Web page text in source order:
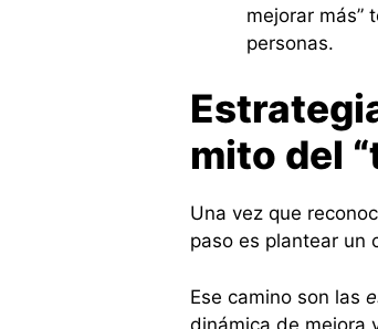
mejorar más”
personas.
mito del
Una vez que
paso es plantear un
Ese camino son las
dinámica de mejora